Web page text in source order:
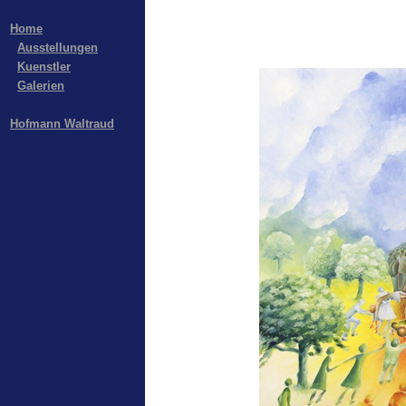
Home
Ausstellungen
Kuenstler
Galerien
Hofmann Waltraud